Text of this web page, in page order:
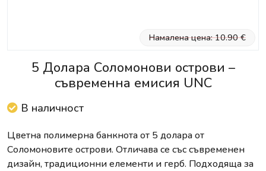
Намалена цена: 10.90 €
5 Долара Соломонови острови –
съвременна емисия UNC
В наличност
Цветна полимерна банкнота от 5 долара от
Соломоновите острови. Отличава се със съвременен
дизайн, традиционни елементи и герб. Подходяща за